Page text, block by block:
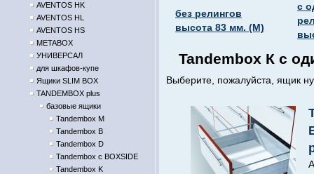
AVENTOS HK
AVENTOS HL
AVENTOS HS
METABOX
УНИВЕРСАЛ
для шкафов-купе
Ящики SLIM BOX
TANDEMBOX plus
базовые ящики
Tandembox M
Tandembox B
Tandembox D
Tandembox с BOXSIDE
Tandembox K
без релингов
высота 83 мм. (М)
с
Tandembox К с
Выберите, пожалуйста, ящик